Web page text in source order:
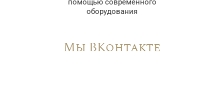
помощью современного
оборудования
Мы ВКонтакте